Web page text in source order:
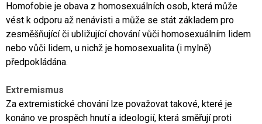
Homofobie je obava z homosexuálních osob, která může
vést k odporu až nenávisti a může se stát základem pro
zesměšňující či ubližující chování vůči homosexuálním lidem
nebo vůči lidem, u nichž je homosexualita (i mylně)
předpokládána.
Extremismus
Za extremistické chování lze považovat takové, které je
konáno ve prospěch hnutí a ideologií, která směřují proti